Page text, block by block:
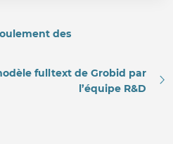
des
fulltext de Grobid par
l’équipe R&D